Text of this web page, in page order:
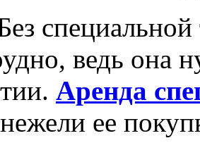
ведь она
Аренда
ее